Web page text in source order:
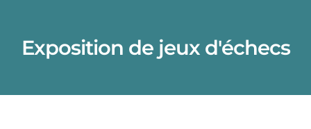
Exposition de jeux d'échecs